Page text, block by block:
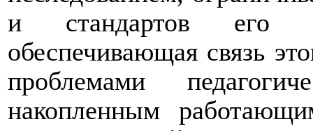
и стандартов его
обеспечивающая связь
проблемами
накопленным